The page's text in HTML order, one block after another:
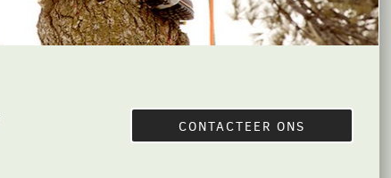
CONTACTEER ONS